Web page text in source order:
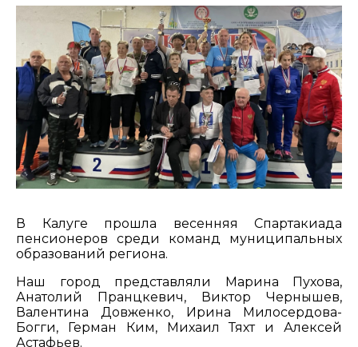
В Калуге прошла весенняя Спартакиада
пенсионеров среди команд муниципальных
образований региона.
Наш город представляли Марина Пухова,
Анатолий Пранцкевич, Виктор Чернышев,
Валентина Довженко, Ирина Милосердова-
Богги, Герман Ким, Михаил Тяхт и Алексей
Астафьев.